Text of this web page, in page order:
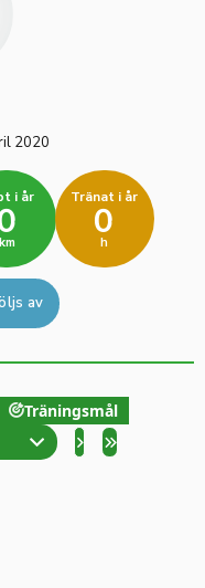
2020
i år
km
Tränat i år
0
h
av
Träningsmål